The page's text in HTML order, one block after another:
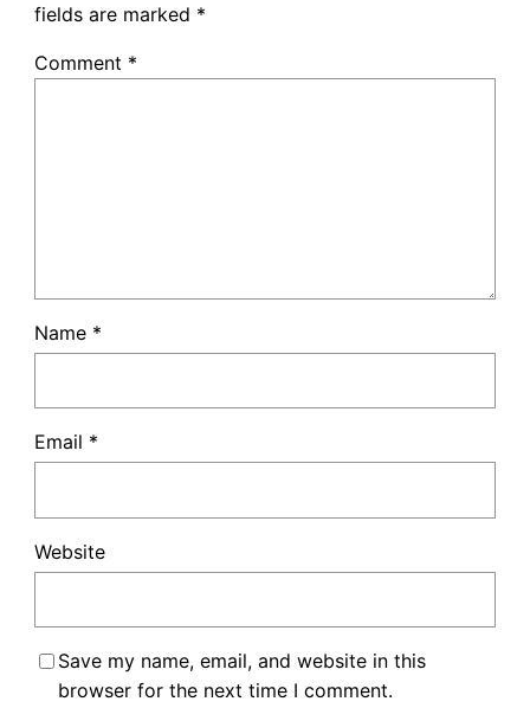
fields are marked *
Comment *
Name *
Email *
Website
Save my name, email, and website in this
browser for the next time I comment.